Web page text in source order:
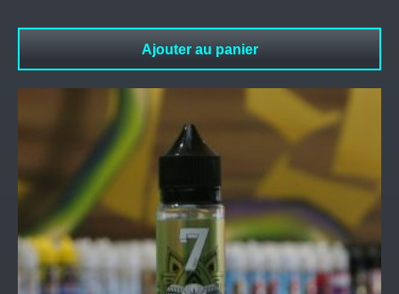
Ajouter au panier